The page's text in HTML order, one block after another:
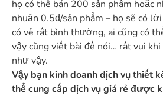
họ có thể bán 200 sản phẩm hoặc
nhuận 0.5đ/sản phẩm – họ sẽ có
có vẻ rất bình thường, ai cũng có
vậy cũng viết bài để nói… rất vui khi
như vậy.
Vậy bạn kinh doanh dịch vụthiết
thể cung cấp dịch vụ giá rẻ được